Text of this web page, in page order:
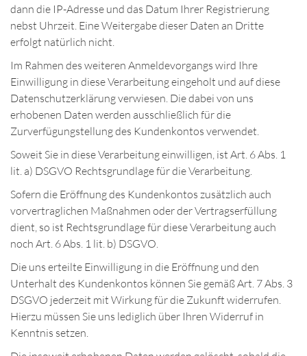
dann die IP-Adresse und das Datum Ihrer Registrierung
nebst Uhrzeit. Eine Weitergabe dieser Daten an Dritte
erfolgt natürlich nicht.
Im Rahmen des weiteren Anmeldevorgangs wird Ihre
Einwilligung in diese Verarbeitung eingeholt und auf diese
Datenschutzerklärung verwiesen. Die dabei von uns
erhobenen Daten werden ausschließlich für die
Zurverfügungstellung des Kundenkontos verwendet.
Soweit Sie in diese Verarbeitung einwilligen, ist Art. 6 Abs. 1
lit. a) DSGVO Rechtsgrundlage für die Verarbeitung.
Sofern die Eröffnung des Kundenkontos zusätzlich auch
vorvertraglichen Maßnahmen oder der Vertragserfüllung
dient, so ist Rechtsgrundlage für diese Verarbeitung auch
noch Art. 6 Abs. 1 lit. b) DSGVO.
Die uns erteilte Einwilligung in die Eröffnung und den
Unterhalt des Kundenkontos können Sie gemäß Art. 7 Abs. 3
DSGVO jederzeit mit Wirkung für die Zukunft widerrufen.
Hierzu müssen Sie uns lediglich über Ihren Widerruf in
Kenntnis setzen.